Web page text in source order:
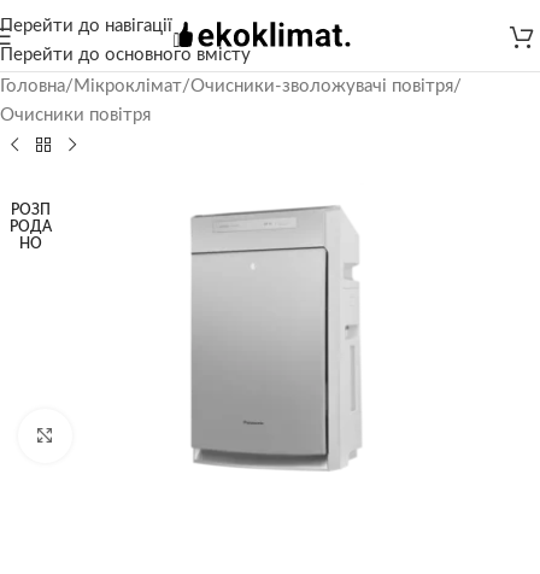
Перейти до навігації
Перейти до основного вмісту
Головна/ Мікроклімат/Очисники-зволожувачі повітря/
Очисники повітря
РОЗП
РОДА
НО